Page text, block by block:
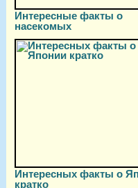
Интересные факты о
насекомых
Интересных факты о
кратко